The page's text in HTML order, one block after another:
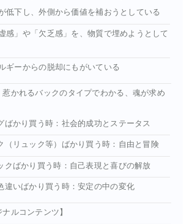
低下し、外側から価値を補おうとしている
感」や「欠乏感」を、物質で埋めようとして
ギーからの脱却にもがいている
惹かれるバックのタイプでわかる、魂が求め
ばかり買う時：社会的成功とステータス
（リュック等）ばかり買う時：自由と冒険
クばかり買う時：自己表現と喜びの解放
違いばかり買う時：安定の中の変化
ナルコンテンツ】